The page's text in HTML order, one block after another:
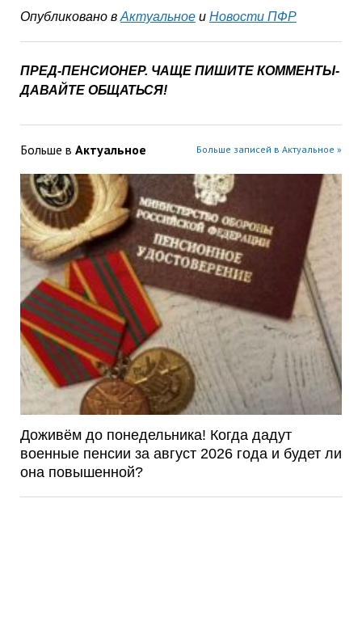
Опубликовано в Актуальноеи Новости ПФР
ПРЕД-ПЕНСИОНЕР. ЧАЩЕ ПИШИТЕ КОММЕНТЫ-
ДАВАЙТЕ ОБЩАТЬСЯ!
Больше в Актуальное Больше записей в Актуальное »
Доживём до понедельника! Когда дадут
военные пенсии за август 2026 года и будет ли
она повышенной?